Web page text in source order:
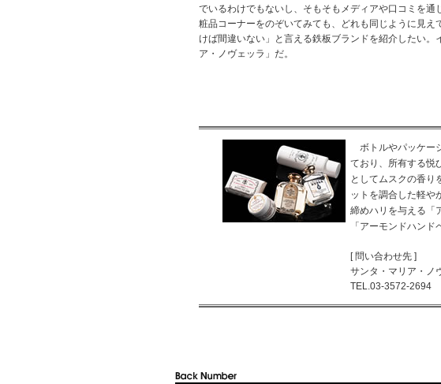
でいるわけでもないし、そもそもメディアや口コミを
粧品コーナーをのぞいてみても、どれも同じように見
けば間違いない」と言える鉄板ブランドを紹介したい
ア・ノヴェッラ」だ。
ボトルやパッケー
ており、所有する悦
としてムスクの香り
ットを調合した軽や
締めハリを与える「
「アーモンドハン
[ 問い合わせ先 ]
サンタ・マリア・
TEL.03-3572-2694